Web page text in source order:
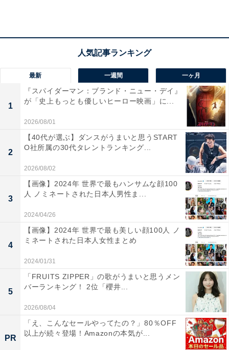
手として知られていましたが、昨夏の県大会であの大谷
のストレートを投じたことで一躍有名になりました。
あれから1年たった現在もその注目度はうなぎ上り。登
板する試合には日本だけでなく、メジャーリーグのスカ
ウトも視察に来るほどで、県大会が開催される球場は常
に満員御礼というほどの人気を誇ります。
これまで一度も甲子園球場のマウンドを踏んでいないだ
けに、甲子園出場が決まった際はその一挙手一投足に注
目が集まることは間違いナシ。“令和の怪物”の全国デビ
ューが今から待ち遠しいほどです。
最新 一週間 一ヶ月
1
『スパイダーマン：ブランド・ニュー・デイ』
が「史上もっとも優しいヒーロー映画」に...
2026/08/01
2
【40代が選ぶ】ダンスがうまいと思うSTART
O社所属の30代タレントランキング...
2026/08/02
3
【画像】2024年 世界で最もハンサムな顔100
人 ノミネートされた日本人男性ま...
2024/04/26
4
【画像】2024年 世界で最も美しい顔100人 ノ
ミネートされた日本人女性まとめ
2024/01/31
5
「FRUITS ZIPPER」の歌がうまいと思うメン
バーランキング！ 2位「櫻井...
2026/08/04
PR
「え、こんなセールやってたの？」80％OFF
以上が続々登場！Amazonの本気が...